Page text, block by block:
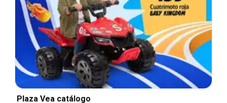
Plaza Vea catálogo